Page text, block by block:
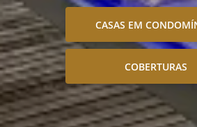
CASAS EM
COBERTURAS